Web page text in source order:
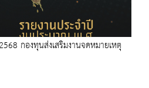
กองทุนส่งเสริมงานจดหมายเหตุ